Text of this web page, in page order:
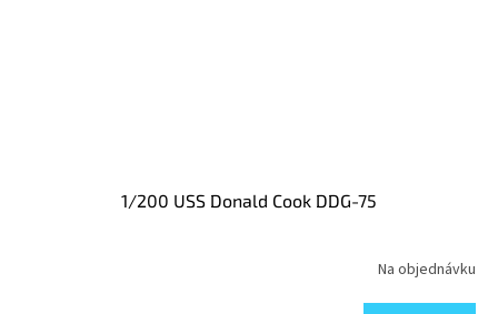
1/200 USS Donald Cook DDG-75
Na objednávku